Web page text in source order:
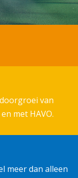
van
met HAVO.
meer dan alleen